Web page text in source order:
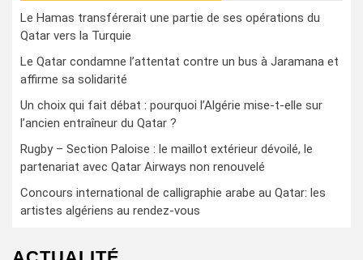
Le Hamas transférerait une partie de ses opérations du
Qatar vers la Turquie
Le Qatar condamne l’attentat contre un bus à Jaramana et
affirme sa solidarité
Un choix qui fait débat : pourquoi l’Algérie mise-t-elle sur
l’ancien entraîneur du Qatar ?
Rugby – Section Paloise : le maillot extérieur dévoilé, le
partenariat avec Qatar Airways non renouvelé
Concours international de calligraphie arabe au Qatar: les
artistes algériens au rendez-vous